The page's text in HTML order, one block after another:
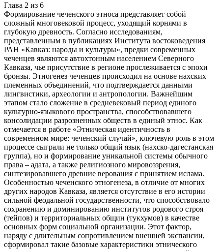
Глава 2 из 6
Формирование чеченского этноса представляет собой
сложный многовековой процесс, уходящий корнями в
глубокую древность. Согласно исследованиям,
представленным в публикациях Института востоковедения
РАН «Кавказ: народы и культуры», предки современных
чеченцев являются автохтонным населением Северного
Кавказа, чье присутствие в регионе прослеживается с эпохи
бронзы. Этногенез чеченцев происходил на основе нахских
племенных объединений, что подтверждается данными
лингвистики, археологии и антропологии. Важнейшим
этапом стало сложение в средневековый период единого
культурно-языкового пространства, способствовавшего
консолидации разрозненных обществ в единый этнос. Как
отмечается в работе «Этническая идентичность в
современном мире: чеченский случай», ключевую роль в этом
процессе сыграли не только общий язык (нахско-дагестанская
группа), но и формирование уникальной системы обычного
права – адата, а также религиозного мировоззрения,
синтезировавшего древние верования с принятием ислама.
Особенностью чеченского этногенеза, в отличие от многих
других народов Кавказа, является отсутствие в его истории
сильной феодальной государственности, что способствовало
сохранению и доминированию институтов родового строя
(тейпов) и территориальных общин (тукхумов) в качестве
основных форм социальной организации. Этот фактор,
наряду с длительным сопротивлением внешней экспансии,
сформировал такие базовые характеристики этнического